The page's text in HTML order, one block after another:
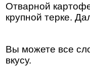
Отварной
крупной терке.
Вы можете все
вкусу.